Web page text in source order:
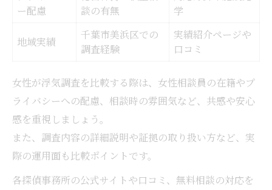
ー配慮
談の有無
学
地域実績
千葉市美浜区での
調査経験
実績紹介ページや
口コミ
女性が浮気調査を比較する際は、女性相談員の在籍やプ
ライバシーへの配慮、相談時の雰囲気など、共感や安心
感を重視しましょう。
また、調査内容の詳細説明や証拠の取り扱い方など、実
際の運用面も比較ポイントです。
各探偵事務所の公式サイトや口コミ、無料相談の対応を